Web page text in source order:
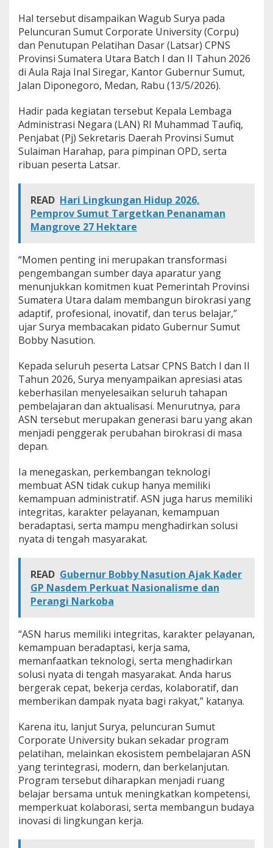
g
B
u
d
a
y
B
l
a
j
r
J
i
I
d
e
t
i
t
a
s
A
N
Hal tersebut disampaikan Wagub Surya pada
Peluncuran Sumut Corporate University (Corpu)
dan Penutupan Pelatihan Dasar (Latsar) CPNS
Provinsi Sumatera Utara Batch I dan II Tahun 2026
di Aula Raja Inal Siregar, Kantor Gubernur Sumut,
Jalan Diponegoro, Medan, Rabu (13/5/2026).
Hadir pada kegiatan tersebut Kepala Lembaga
Administrasi Negara (LAN) RI Muhammad Taufiq,
Penjabat (Pj) Sekretaris Daerah Provinsi Sumut
Sulaiman Harahap, para pimpinan OPD, serta
ribuan peserta Latsar.
READ Hari Lingkungan Hidup 2026,
Pemprov Sumut Targetkan Penanaman
Mangrove 27 Hektare
“Momen penting ini merupakan transformasi
pengembangan sumber daya aparatur yang
menunjukkan komitmen kuat Pemerintah Provinsi
Sumatera Utara dalam membangun birokrasi yang
adaptif, profesional, inovatif, dan terus belajar,”
ujar Surya membacakan pidato Gubernur Sumut
Bobby Nasution.
Kepada seluruh peserta Latsar CPNS Batch I dan II
Tahun 2026, Surya menyampaikan apresiasi atas
keberhasilan menyelesaikan seluruh tahapan
pembelajaran dan aktualisasi. Menurutnya, para
ASN tersebut merupakan generasi baru yang akan
menjadi penggerak perubahan birokrasi di masa
depan.
Ia menegaskan, perkembangan teknologi
membuat ASN tidak cukup hanya memiliki
kemampuan administratif. ASN juga harus memiliki
integritas, karakter pelayanan, kemampuan
beradaptasi, serta mampu menghadirkan solusi
nyata di tengah masyarakat.
READ Gubernur Bobby Nasution Ajak Kader
GP Nasdem Perkuat Nasionalisme dan
Perangi Narkoba
“ASN harus memiliki integritas, karakter pelayanan,
kemampuan beradaptasi, kerja sama,
memanfaatkan teknologi, serta menghadirkan
solusi nyata di tengah masyarakat. Anda harus
bergerak cepat, bekerja cerdas, kolaboratif, dan
memberikan dampak nyata bagi rakyat,” katanya.
Karena itu, lanjut Surya, peluncuran Sumut
Corporate University bukan sekadar program
pelatihan, melainkan ekosistem pembelajaran ASN
yang terintegrasi, modern, dan berkelanjutan.
Program tersebut diharapkan menjadi ruang
belajar bersama untuk meningkatkan kompetensi,
memperkuat kolaborasi, serta membangun budaya
inovasi di lingkungan kerja.